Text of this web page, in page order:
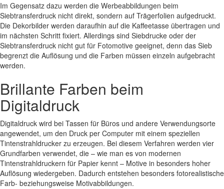
Im Gegensatz dazu werden die Werbeabbildungen beim
Siebtransferdruck nicht direkt, sondern auf Trägerfolien aufgedruckt.
Die Dekorbilder werden daraufhin auf die Kaffeetasse übertragen und
im nächsten Schritt fixiert. Allerdings sind Siebdrucke oder der
Siebtransferdruck nicht gut für Fotomotive geeignet, denn das Sieb
begrenzt die Auflösung und die Farben müssen einzeln aufgebracht
werden.
Brillante Farben beim
Digitaldruck
Digitaldruck wird bei Tassen für Büros und andere Verwendungsorte
angewendet, um den Druck per Computer mit einem speziellen
Tintenstrahldrucker zu erzeugen. Bei diesem Verfahren werden vier
Grundfarben verwendet, die – wie man es von modernen
Tintenstrahldruckern für Papier kennt – Motive in besonders hoher
Auflösung wiedergeben. Dadurch entstehen besonders fotorealistische
Farb- beziehungsweise Motivabbildungen.